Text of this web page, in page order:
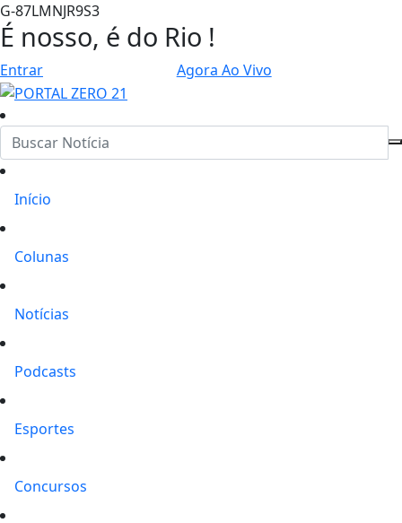
G-87LMNJR9S3
É nosso, é do Rio !
Entrar Agora Ao Vivo
Início
Colunas
Notícias
Podcasts
Esportes
Concursos